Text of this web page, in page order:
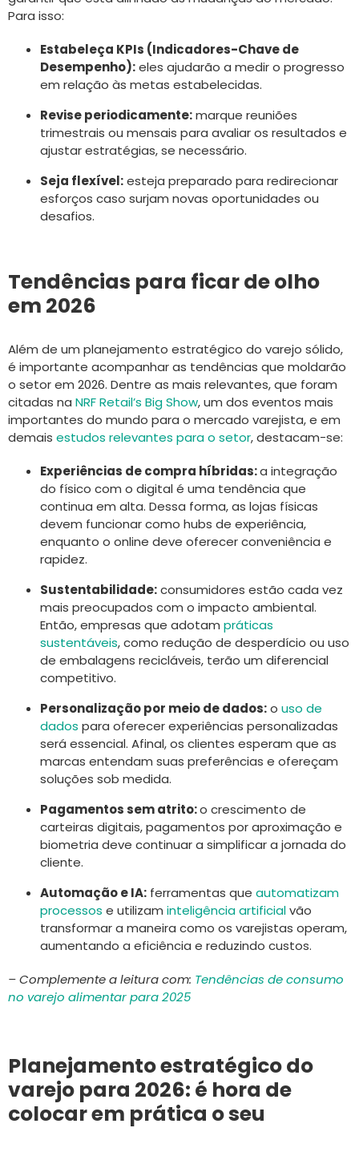
Para isso:
Estabeleça KPIs (Indicadores-Chave de
Desempenho):eles ajudarão a medir o progresso
em relação às metas estabelecidas.
Revise periodicamente:marque reuniões
trimestrais ou mensais para avaliar os resultados e
ajustar estratégias, se necessário.
Seja flexível:esteja preparado para redirecionar
esforços caso surjam novas oportunidades ou
desafios.
Tendências para ficar de olho
em 2026
Além de um planejamento estratégico do varejo sólido,
é importante acompanhar as tendências que moldarão
o setor em 2026. Dentre as mais relevantes, que foram
citadas na NRF Retail’s Big Show, um dos eventos mais
importantes do mundo para o mercado varejista, e em
demais estudos relevantes para o setor, destacam-se:
Experiências de compra híbridas:a integração
do físico com o digital é uma tendência que
continua em alta. Dessa forma, as lojas físicas
devem funcionar como hubs de experiência,
enquanto o online deve oferecer conveniência e
rapidez.
Sustentabilidade:consumidores estão cada vez
mais preocupados com o impacto ambiental.
Então, empresas que adotam práticas
sustentáveis, como redução de desperdício ou uso
de embalagens recicláveis, terão um diferencial
competitivo.
Personalização por meio de dados:o uso de
dados para oferecer experiências personalizadas
será essencial. Afinal, os clientes esperam que as
marcas entendam suas preferências e ofereçam
soluções sob medida.
Pagamentos sem atrito:o crescimento de
carteiras digitais, pagamentos por aproximação e
biometria deve continuar a simplificar a jornada do
cliente.
Automação e IA: ferramentas que automatizam
processos e utilizam inteligência artificialvão
transformar a maneira como os varejistas operam,
aumentando a eficiência e reduzindo custos.
– Complemente a leitura com: Tendências de consumo
no varejo alimentar para 2025
Planejamento estratégico do
varejo para 2026: é hora de
colocar em prática o seu